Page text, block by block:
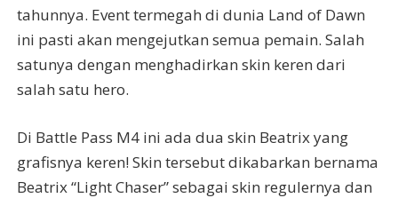
tahunnya. Event termegah di dunia Land of Dawn
ini pasti akan mengejutkan semua pemain. Salah
satunya dengan menghadirkan skin keren dari
salah satu hero.
Di Battle Pass M4 ini ada dua skin Beatrix yang
grafisnya keren! Skin tersebut dikabarkan bernama
Beatrix “Light Chaser” sebagai skin regulernya dan